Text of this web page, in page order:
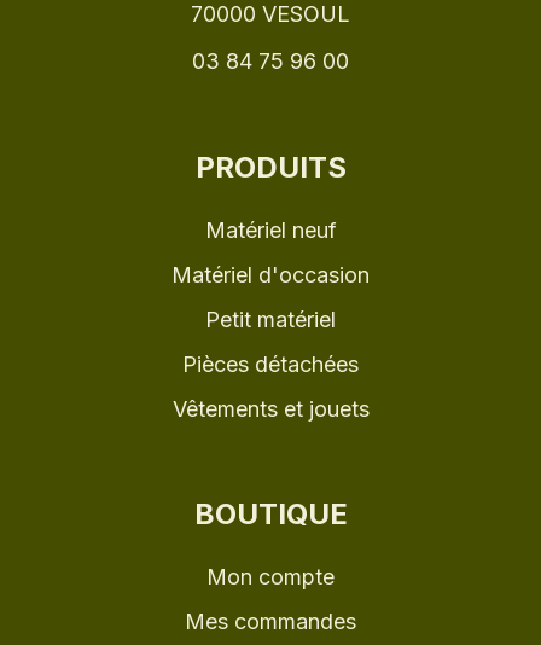
70000 VESOUL
03 84 75 96 00
PRODUITS
Matériel neuf
Matériel d'occasion
Petit matériel
Pièces détachées
Vêtements et jouets
BOUTIQUE
Mon compte
Mes commandes